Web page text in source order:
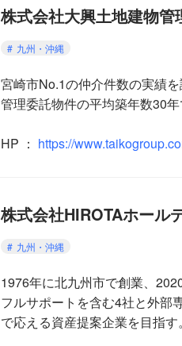
株式会社大興土地建物管
九州・沖縄
宮崎市No.1の仲介件数の実績
管理委託物件の平均築年数30
HP ： https://
株式会社HIROTAホール
九州・沖縄
1976年に北九州市で創業、
フルサポートを含む4社と外部
で応える資産提案企業を目指す。